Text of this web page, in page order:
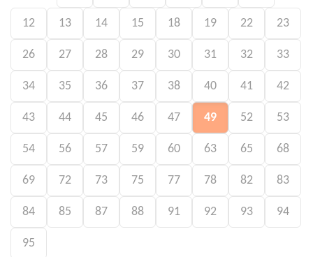
12 13 14 15 18 19 22 23
26 27 28 29 30 31 32 33
34 35 36 37 38 40 41 42
43 44 45 46 47 49 52 53
54 56 57 59 60 63 65 68
69 72 73 75 77 78 82 83
84 85 87 88 91 92 93 94
95